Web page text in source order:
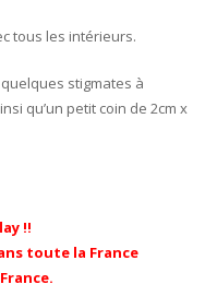
tous les intérieurs.
stigmates à
qu’un petit coin de 2cm x
!!
toute la France